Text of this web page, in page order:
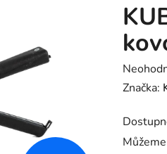
je
0,0
Značka: